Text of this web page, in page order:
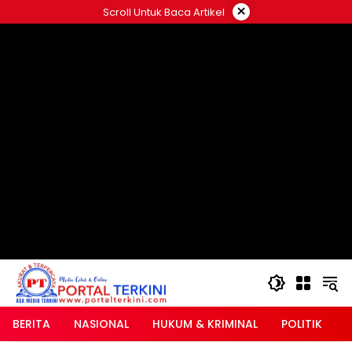
ke
Scroll Untuk Baca Artikel ×
BERITA NASIONAL HUKUM & KRIMINAL POLITIK